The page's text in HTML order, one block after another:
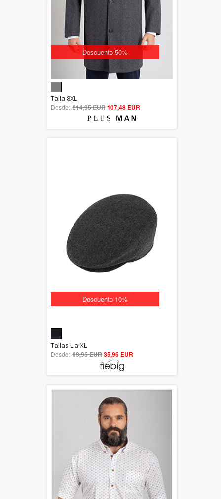
Descuento 50%
out of 5
Talla 8XL
Desde: 214,95 EUR107,48 EUR
Descuento 10%
out of 5
Tallas L a XL
Desde: 39,95 EUR35,96 EUR